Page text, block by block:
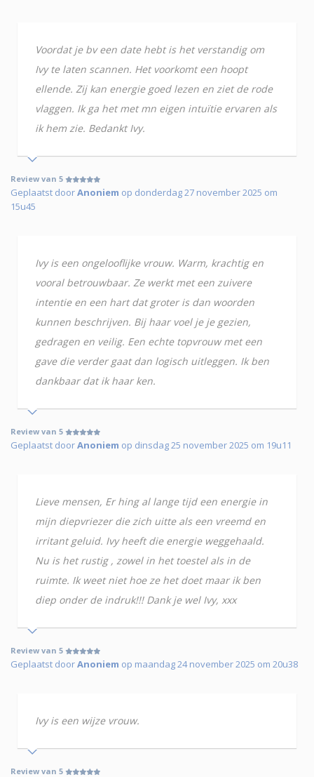
Voordat je bv een date hebt is het verstandig om
Ivy te laten scannen. Het voorkomt een hoopt
ellende. Zij kan energie goed lezen en ziet de rode
vlaggen. Ik ga het met mn eigen intuïtie ervaren als
ik hem zie. Bedankt Ivy.
Review van 5
Geplaatst doorAnoniem op donderdag 27 november 2025 om
15u45
Ivy is een ongelooflijke vrouw. Warm, krachtig en
vooral betrouwbaar. Ze werkt met een zuivere
intentie en een hart dat groter is dan woorden
kunnen beschrijven. Bij haar voel je je gezien,
gedragen en veilig. Een echte topvrouw met een
gave die verder gaat dan logisch uitleggen. Ik ben
dankbaar dat ik haar ken.
Review van 5
Geplaatst doorAnoniem op dinsdag 25 november 2025 om 19u11
Lieve mensen, Er hing al lange tijd een energie in
mijn diepvriezer die zich uitte als een vreemd en
irritant geluid. Ivy heeft die energie weggehaald.
Nu is het rustig , zowel in het toestel als in de
ruimte. Ik weet niet hoe ze het doet maar ik ben
diep onder de indruk!!! Dank je wel Ivy, xxx
Review van 5
Geplaatst doorAnoniem op maandag 24 november 2025 om 20u38
Ivy is een wijze vrouw.
Review van 5